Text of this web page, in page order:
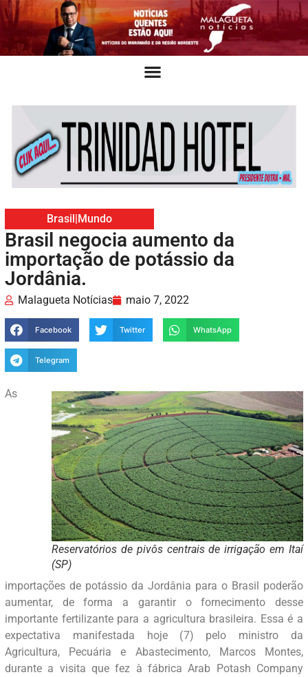
Brasil|Mundo
Brasil negocia aumento da
importação de potássio da
Jordânia.
Malagueta Notícias maio 7, 2022
Facebook Twitter WhatsApp
Telegram
Reservatórios de pivôs centrais de irrigação em Itaí
(SP)
As
importações de potássio da Jordânia para o Brasil poderão
aumentar, de forma a garantir o fornecimento desse
importante fertilizante para a agricultura brasileira. Essa é a
expectativa manifestada hoje (7) pelo ministro da
Agricultura, Pecuária e Abastecimento, Marcos Montes,
durante a visita que fez à fábrica Arab Potash Company